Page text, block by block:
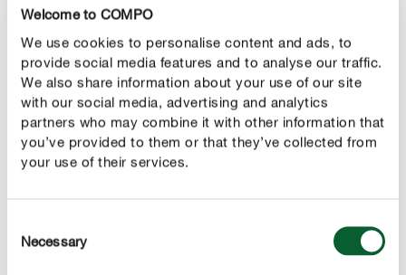
Welcome to COMPO
We use cookies to personalise content and ads, to
provide social media features and to analyse our traffic.
We also share information about your use of our site
with our social media, advertising and analytics
partners who may combine it with other information that
you’ve provided to them or that they’ve collected from
your use of their services.
Selection
Necessary
Please insert the notice period to your current employer. *
Hoe heb je deze vacature ontdekt?